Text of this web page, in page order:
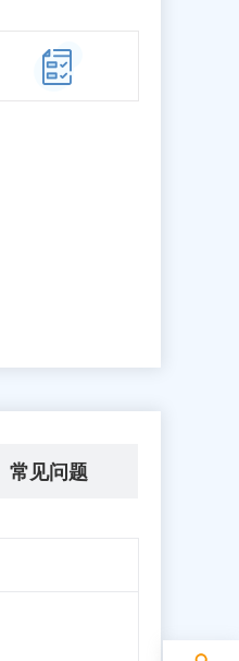
常见问题